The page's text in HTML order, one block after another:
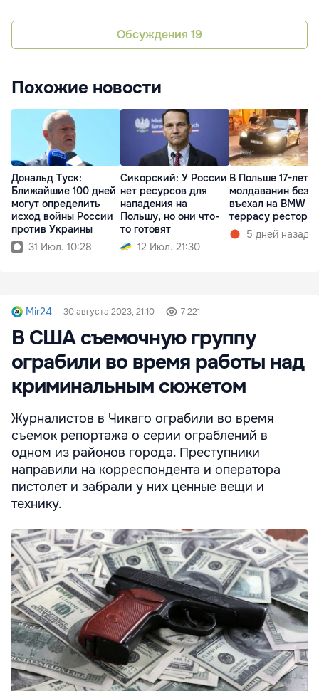
Обсуждения 19
Похожие новости
Дональд Туск:
Ближайшие 100 дней
могут определить
исход войны России
против Украины
31 Июл. 10:28
Сикорский: У России
нет ресурсов для
нападения на
Польшу, но они что-
то готовят
12 Июл. 21:30
В Польше 17-
молдаванин без
въехал на BMW в
террасу
5 дней назад
Mir24 30 августа 2023, 21:10 7 221
В США съемочную группу
ограбили во время работы над
криминальным сюжетом
Журналистов в Чикаго ограбили во время
съемок репортажа о серии ограблений в
одном из районов города. Преступники
направили на корреспондента и оператора
пистолет и забрали у них ценные вещи и
технику.